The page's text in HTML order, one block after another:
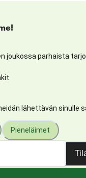
joukossa parhaista
lähettävän sinulle
Pieneläimet